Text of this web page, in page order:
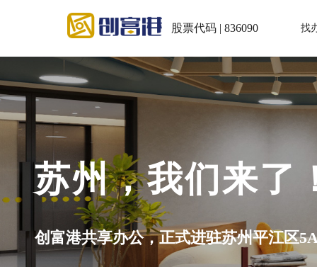
股票代码 | 836090 找
苏州，我们来了
创富港共享办公，正式进驻苏州平江区